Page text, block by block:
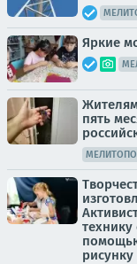
Яркие
пять